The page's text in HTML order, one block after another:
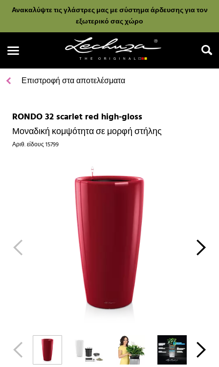
Ανακαλύψτε τις γλάστρες μας με σύστημα άρδευσης για τον
εξωτερικό σας χώρο
Αναζήτηση
Επιστροφή στα αποτελέσματα
RONDO 32 scarlet red high-gloss
Μοναδική κομψότητα σε μορφή στήλης
Αριθ. είδους15799